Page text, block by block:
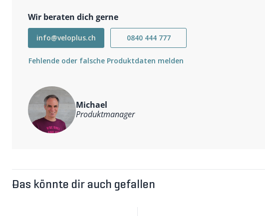
Wir beraten dich gerne
info@veloplus.ch 0840 444 777
Fehlende oder falsche Produktdaten melden
Michael
Produktmanager
Das könnte dir auch gefallen